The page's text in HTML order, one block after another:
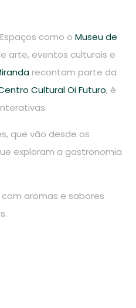
como o Museu de
arte, eventos culturais e
recontam parte da
Cultural Oi Futuro, é
que vão desde os
exploram a gastronomia
aromas e sabores